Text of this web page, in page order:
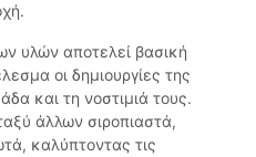
υλών αποτελεί βασική
οι δημιουργίες της
και τη νοστιμιά τους.
άλλων σιροπιαστά,
καλύπτοντας τις